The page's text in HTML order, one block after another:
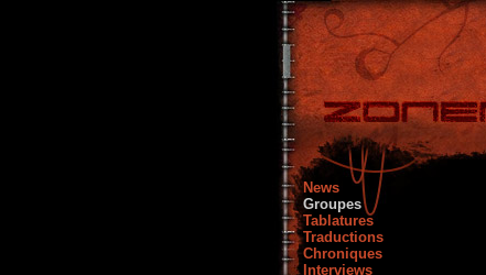
News
Groupes
Tablatures
Traductions
Chroniques
Interviews